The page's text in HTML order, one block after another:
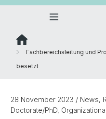
Fachbereichsleitung und
besetzt
28 November 2023 / News,
Doctorate/PhD,